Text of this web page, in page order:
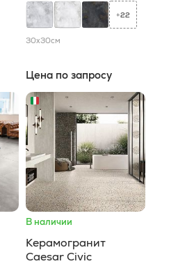
+22
30x30см
Цена по запросу
В наличии
Керамогранит
Caesar Civic